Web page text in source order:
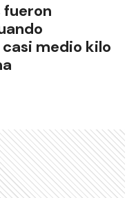
fueron
medio kilo